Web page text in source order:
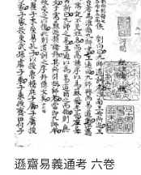
遜齋易義通考 六卷